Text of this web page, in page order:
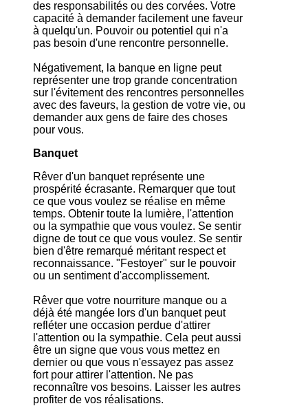
des responsabilités ou des corvées. Votre
capacité à demander facilement une faveur
à quelqu'un. Pouvoir ou potentiel qui n'a
pas besoin d'une rencontre personnelle.
Négativement, la banque en ligne peut
représenter une trop grande concentration
sur l'évitement des rencontres personnelles
avec des faveurs, la gestion de votre vie, ou
demander aux gens de faire des choses
pour vous.
Banquet
Rêver d'un banquet représente une
prospérité écrasante. Remarquer que tout
ce que vous voulez se réalise en même
temps. Obtenir toute la lumière, l'attention
ou la sympathie que vous voulez. Se sentir
digne de tout ce que vous voulez. Se sentir
bien d'être remarqué méritant respect et
reconnaissance. "Festoyer" sur le pouvoir
ou un sentiment d'accomplissement.
Rêver que votre nourriture manque ou a
déjà été mangée lors d'un banquet peut
refléter une occasion perdue d'attirer
l'attention ou la sympathie. Cela peut aussi
être un signe que vous vous mettez en
dernier ou que vous n'essayez pas assez
fort pour attirer l'attention. Ne pas
reconnaître vos besoins. Laisser les autres
profiter de vos réalisations.